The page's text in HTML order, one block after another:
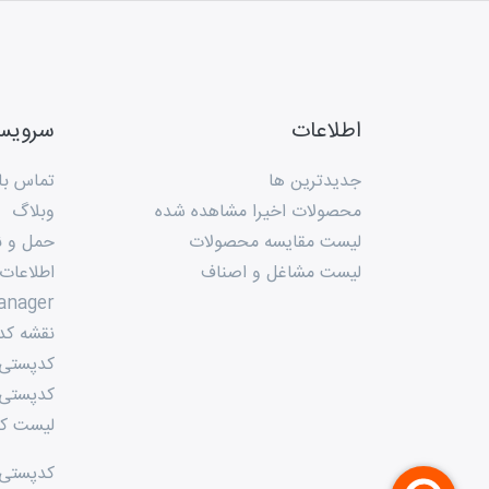
اطلاعات
جدیدترین ها
محصولات اخیرا مشاهده شده
لیست مقایسه محصولات
لیست مشاغل و اصناف
تماس
وبلاگ
حمل و
نقشه
لیست